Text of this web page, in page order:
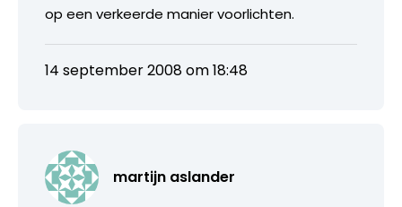
op een verkeerde manier voorlichten.
14 september 2008 om 18:48
martijn aslander